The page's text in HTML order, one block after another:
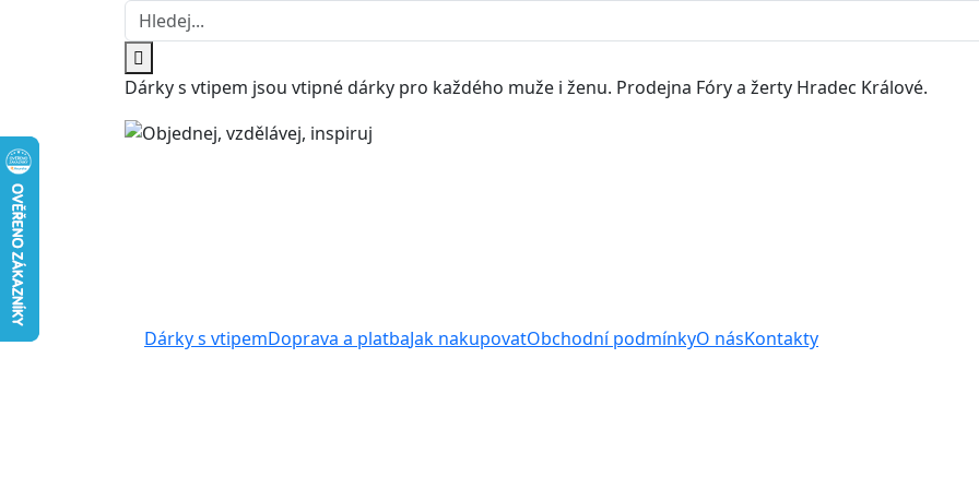
Dárky s vtipem jsou vtipné dárky pro každého muže i ženu. Prodejna Fóry a žerty Hradec Králové.
Dárky s vtipemDoprava a platbaJak nakupovatObchodní podmínkyO násKontakty